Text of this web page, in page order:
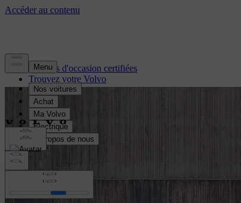
Voitures d'occasion certifiées
Trouvez votre Volvo
Financement et assurance
Voitures électriques d’occasion
Reprise de votre voiture